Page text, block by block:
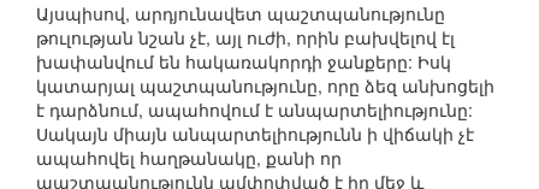
Այսպիսով, արդյունավետ պաշտպանությունը
թուլության նշան չէ, այլ ուժի, որին բախվելով էլ
խափանվում են հակառակորդի ջանքերը: Իսկ
կատարյալ պաշտպանությունը, որը ձեզ անխոցելի
է դարձնում, ապահովում է անպարտելիությունը:
Սակայն միայն անպարտելիությունն ի վիճակի չէ
ապահովել հաղթանակը, քանի որ
պաշտպանությունն ամփոփված է իր մեջ և